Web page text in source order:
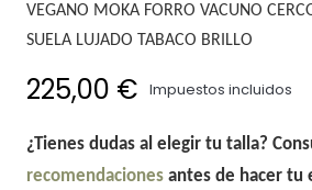
VEGANO MOKA FORRO VACUNO
SUELA LUJADO TABACO BRILLO
225,00 € Impuestos incluidos
¿Tienes dudas al elegir tu talla?
recomendacionesantes de hacer tu